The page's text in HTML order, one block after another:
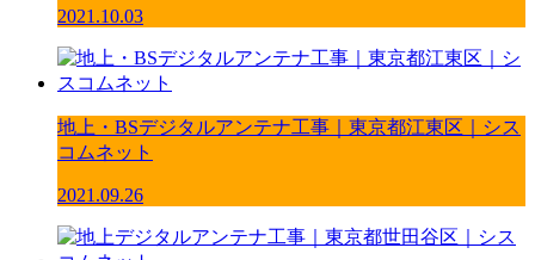
2021.10.03
地上・BSデジタルアンテナ工事｜東京都江東区｜シス
コムネット
2021.09.26